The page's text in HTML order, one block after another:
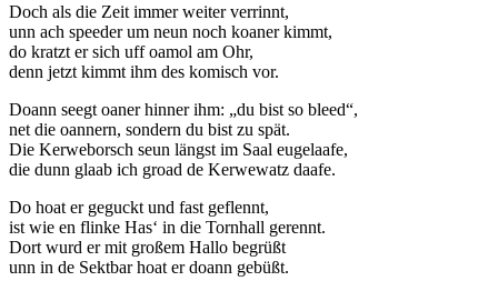
Doch als die Zeit immer weiter verrinnt,
unn ach speeder um neun noch koaner kimmt,
do kratzt er sich uff oamol am Ohr,
denn jetzt kimmt ihm des komisch vor.
Doann seegt oaner hinner ihm: „du bist so bleed“,
net die oannern, sondern du bist zu spät.
Die Kerweborsch seun längst im Saal eugelaafe,
die dunn glaab ich groad de Kerwewatz daafe.
Do hoat er geguckt und fast geflennt,
ist wie en flinke Has‘ in die Tornhall gerennt.
Dort wurd er mit großem Hallo begrüßt
unn in de Sektbar hoat er doann gebüßt.